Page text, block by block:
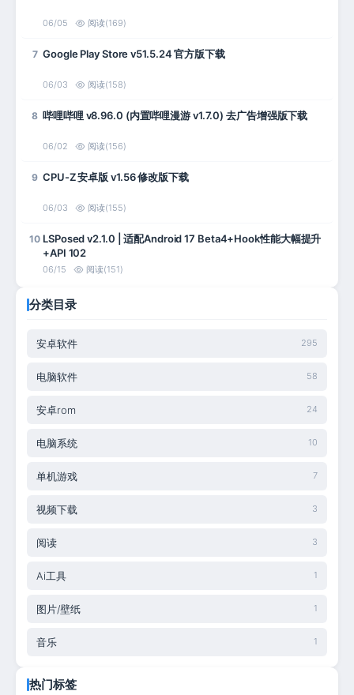
06/05 阅读(169)
7 Google Play Store v51.5.24 官方版下载
06/03 阅读(158)
8 哔哩哔哩 v8.96.0 (内置哔哩漫游 v1.7.0) 去广告增强版下载
06/02 阅读(156)
9 CPU-Z 安卓版 v1.56 修改版下载
06/03 阅读(155)
10 LSPosed v2.1.0 | 适配Android 17 Beta4+Hook性能大幅提升
+API 102
06/15 阅读(151)
分类目录
安卓软件 295
电脑软件 58
安卓rom 24
电脑系统 10
单机游戏 7
视频下载 3
阅读 3
Ai工具 1
图片/壁纸 1
音乐 1
热门标签